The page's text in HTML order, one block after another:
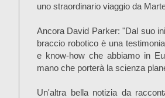
uno straordinario viaggio da
Ancora David Parker: "Dal suo
braccio robotico è una
e know-how che abbiamo in
mano che porterà la scienza
Un'altra bella notizia da